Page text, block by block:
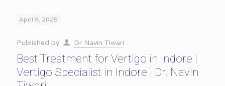
April 9, 2025
Published by Dr Navin Tiwari
Best Treatment for Vertigo in Indore |
Vertigo Specialist in Indore | Dr. Navin